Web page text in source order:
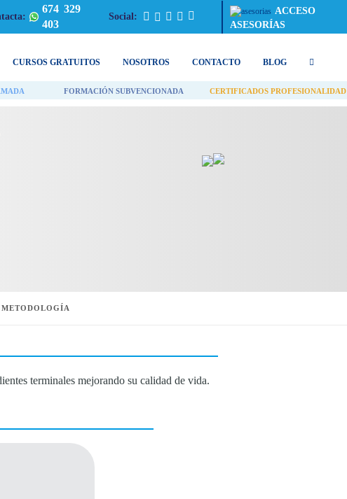
674 329
403
Social:
ACCESO
ASESORÍAS
CURSOS GRATUITOS NOSOTROS CONTACTO BLOG
FORMACIÓN SUBVENCIONADA CERTIFICADOS PROFESIONALIDAD
METODOLOGÍA
terminales mejorando su calidad de vida.